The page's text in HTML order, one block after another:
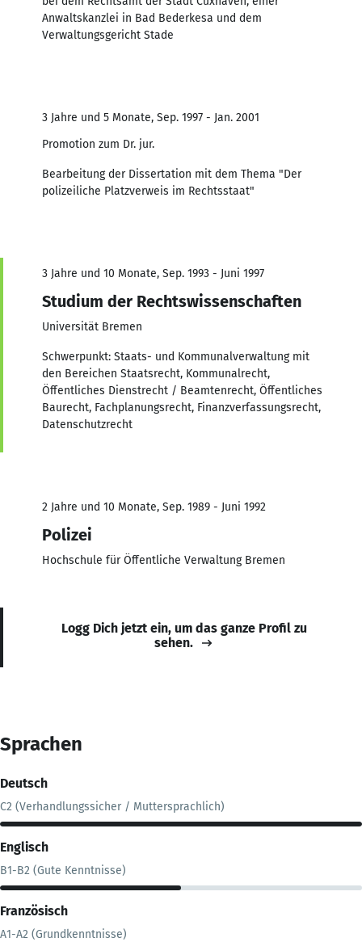
Anwaltskanzlei in Bad Bederkesa und dem
Verwaltungsgericht Stade
3 Jahre und 5 Monate, Sep. 1997 - Jan. 2001
Promotion zum Dr. jur.
Bearbeitung der Dissertation mit dem Thema "Der
polizeiliche Platzverweis im Rechtsstaat"
3 Jahre und 10 Monate, Sep. 1993 - Juni 1997
Studium der Rechtswissenschaften
Universität Bremen
Schwerpunkt: Staats- und Kommunalverwaltung mit
den Bereichen Staatsrecht, Kommunalrecht,
Öffentliches Dienstrecht / Beamtenrecht, Öffentliches
Baurecht, Fachplanungsrecht, Finanzverfassungsrecht,
Datenschutzrecht
2 Jahre und 10 Monate, Sep. 1989 - Juni 1992
Polizei
Hochschule für Öffentliche Verwaltung Bremen
Logg Dich jetzt ein, um das ganze Profil zu
sehen.
Sprachen
Deutsch
C2 (Verhandlungssicher / Muttersprachlich)
Englisch
B1-B2 (Gute Kenntnisse)
Französisch
A1-A2 (Grundkenntnisse)